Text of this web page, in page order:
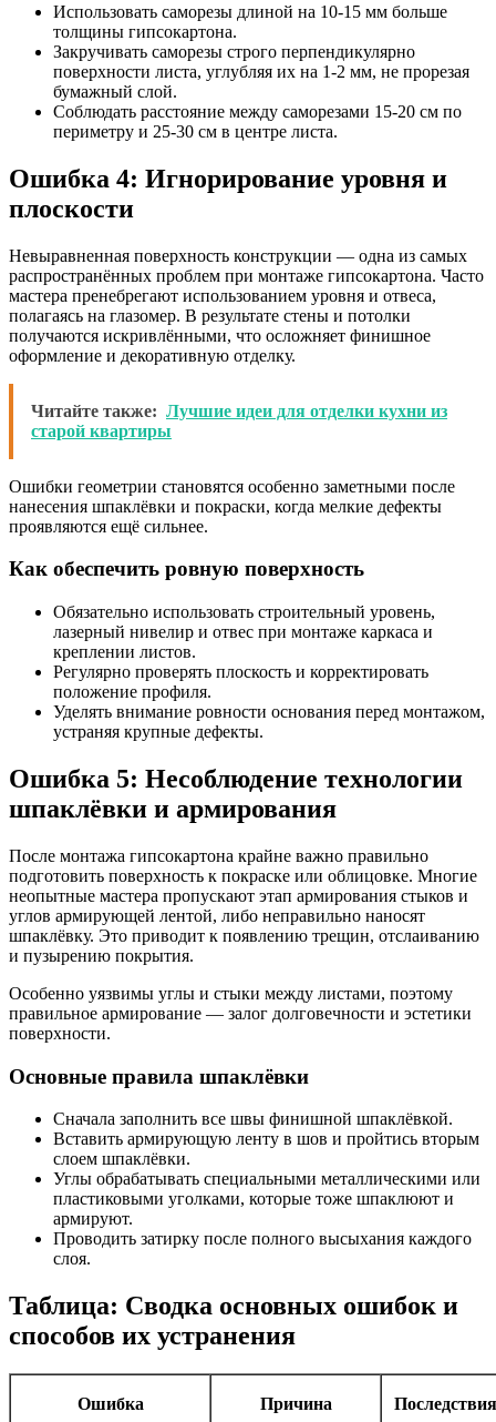
Использовать саморезы длиной на 10-15 мм больше
толщины гипсокартона.
Закручивать саморезы строго перпендикулярно
поверхности листа, углубляя их на 1-2 мм, не прорезая
бумажный слой.
Соблюдать расстояние между саморезами 15-20 см по
периметру и 25-30 см в центре листа.
Ошибка 4: Игнорирование уровня и
плоскости
Невыравненная поверхность конструкции — одна из самых
распространённых проблем при монтаже гипсокартона. Часто
мастера пренебрегают использованием уровня и отвеса,
полагаясь на глазомер. В результате стены и потолки
получаются искривлёнными, что осложняет финишное
оформление и декоративную отделку.
Читайте также: Лучшие идеи для отделки кухни из
старой квартиры
Ошибки геометрии становятся особенно заметными после
нанесения шпаклёвки и покраски, когда мелкие дефекты
проявляются ещё сильнее.
Как обеспечить ровную поверхность
Обязательно использовать строительный уровень,
лазерный нивелир и отвес при монтаже каркаса и
креплении листов.
Регулярно проверять плоскость и корректировать
положение профиля.
Уделять внимание ровности основания перед монтажом,
устраняя крупные дефекты.
Ошибка 5: Несоблюдение технологии
шпаклёвки и армирования
После монтажа гипсокартона крайне важно правильно
подготовить поверхность к покраске или облицовке. Многие
неопытные мастера пропускают этап армирования стыков и
углов армирующей лентой, либо неправильно наносят
шпаклёвку. Это приводит к появлению трещин, отслаиванию
и пузырению покрытия.
Особенно уязвимы углы и стыки между листами, поэтому
правильное армирование — залог долговечности и эстетики
поверхности.
Основные правила шпаклёвки
Сначала заполнить все швы финишной шпаклёвкой.
Вставить армирующую ленту в шов и пройтись вторым
слоем шпаклёвки.
Углы обрабатывать специальными металлическими или
пластиковыми уголками, которые тоже шпаклюют и
армируют.
Проводить затирку после полного высыхания каждого
слоя.
Таблица: Сводка основных ошибок и
способов их устранения
Ошибка Причина Последствия